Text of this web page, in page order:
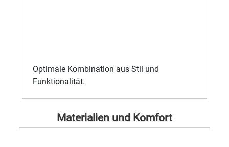
Optimale Kombination aus Stil und
Funktionalität.
Materialien und Komfort